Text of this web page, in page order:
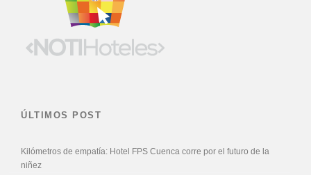
ÚLTIMOS POST
Kilómetros de empatía: Hotel FPS Cuenca corre por el futuro de la
niñez